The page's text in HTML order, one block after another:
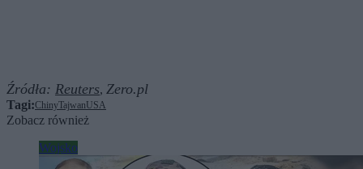
Źródła: Reuters, Zero.pl
Tagi:ChinyTajwanUSA
Zobacz również
Wojsko